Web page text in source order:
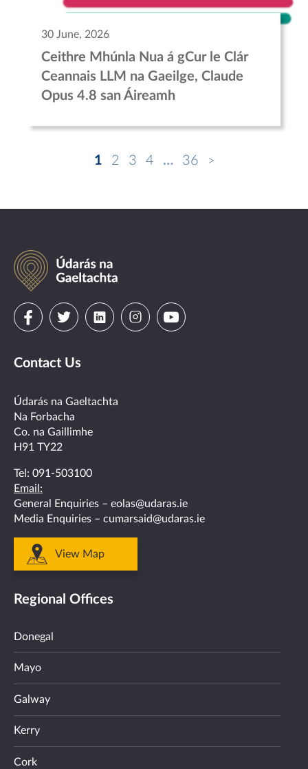
30 June, 2026
Ceithre Mhúnla Nua á gCur le Clár
Ceannais LLM na Gaeilge, Claude
Opus 4.8 san Áireamh
1 2 3 4 … 36
Údarás
na
Gaeltachta
Visit
on
facebook
Visit
on
twitter
Visit
linkedin
VisitVisit
Contact Us
Údarás na Gaeltachta
Na Forbacha
Co. na Gaillimhe
H91 TY22
Tel: 091-503100
Email:
General Enquiries – eolas@udaras.ie
Media Enquiries – cumarsaid@udaras.ie
View Map
Regional Offices
Donegal
Mayo
Galway
Kerry
Cork